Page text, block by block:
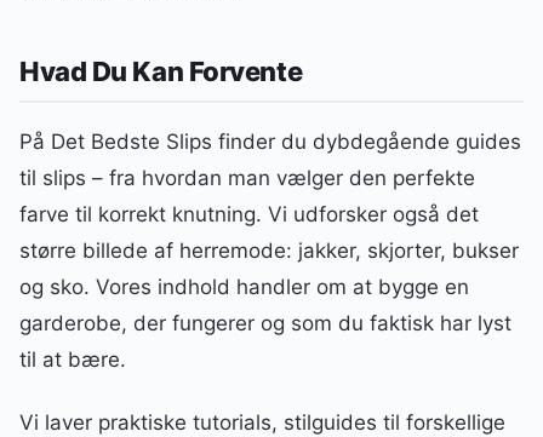
Hvad Du Kan Forvente
På Det Bedste Slips finder du dybdegående guides
til slips – fra hvordan man vælger den perfekte
farve til korrekt knutning. Vi udforsker også det
større billede af herremode: jakker, skjorter, bukser
og sko. Vores indhold handler om at bygge en
garderobe, der fungerer og som du faktisk har lyst
til at bære.
Vi laver praktiske tutorials, stilguides til forskellige